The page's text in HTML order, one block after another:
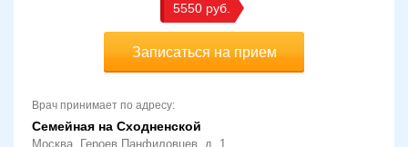
5550
Записаться на прием
Врач принимает по адресу:
Семейная на Сходненской
Москва, Героев Панфиловцев, д. 1